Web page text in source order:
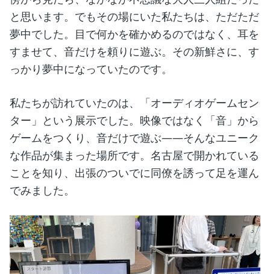
と思います。でもその場にいた私たちは、ただただ
夢中でした。目で何かを確かめるのではなく、耳を
すませて、音だけを頼りに遊ぶ。その新鮮さに、す
っかり夢中になっていたのです。
私たちが訪れていたのは、「オーディオゲームセン
ター」という展示でした。映像ではなく「音」から
ゲームをつくり、音だけで遊ぶ——そんなユニーク
な作品が集まった場所です。名古屋で開かれている
ことを知り、出張のついでに同僚を誘って足を運ん
でみました。